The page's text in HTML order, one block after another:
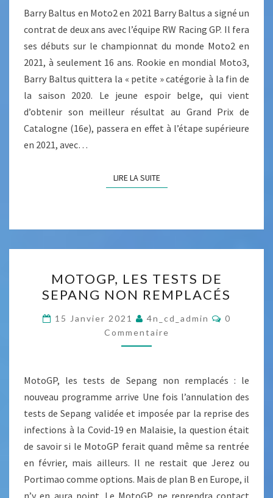
R
O
S
S
I
L
T
U
S
E
N
M
O
2
2
1
A
R
E
Barry Baltus en Moto2 en 2021 Barry Baltus a signé un
contrat de deux ans avec l’équipe RW Racing GP. Il fera
ses débuts sur le championnat du monde Moto2 en
2021, à seulement 16 ans. Rookie en mondial Moto3,
Barry Baltus quittera la « petite » catégorie à la fin de
la saison 2020. Le jeune espoir belge, qui vient
d’obtenir son meilleur résultat au Grand Prix de
Catalogne (16e), passera en effet à l’étape supérieure
en 2021, avec…
LIRE LA SUITELIRE LA SUITE
O
O
G
P
L
E
S
T
E
S
T
MOTOGP, LES TESTS DE
SEPANG NON REMPLACÉS
15 Janvier 2021 4n_cd_admin
C
T
A
I
R
E
0
Commentaire
MotoGP, les tests de Sepang non remplacés : le
nouveau programme arrive Une fois l’annulation des
tests de Sepang validée et imposée par la reprise des
infections à la Covid-19 en Malaisie, la question était
de savoir si le MotoGP ferait quand même sa rentrée
en février, mais ailleurs. Il ne restait que Jerez ou
Portimao comme options. Mais de plan B en Europe, il
n’y en aura point. Le MotoGP ne reprendra contact